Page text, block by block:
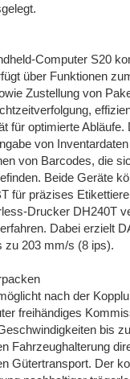
Computer S20
über Funktionen
Zustellung von
für optimierte
von
von Barcodes, die
Beide Geräte
für präzises
Drucker DH240T
Dabei erzielt
zu 203 mm/s (8 ips).
nach der
freihändiges
bis
Fahrzeughalterung
Gütertransport. Der